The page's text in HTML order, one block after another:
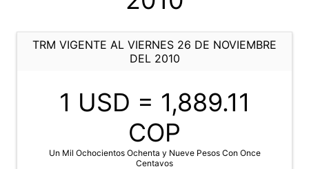
TRM VIGENTE AL VIERNES 26 DE NOVIEMBRE
DEL 2010
1 USD = 1,889.11
COP
Un Mil Ochocientos Ochenta y Nueve Pesos Con Once
Centavos